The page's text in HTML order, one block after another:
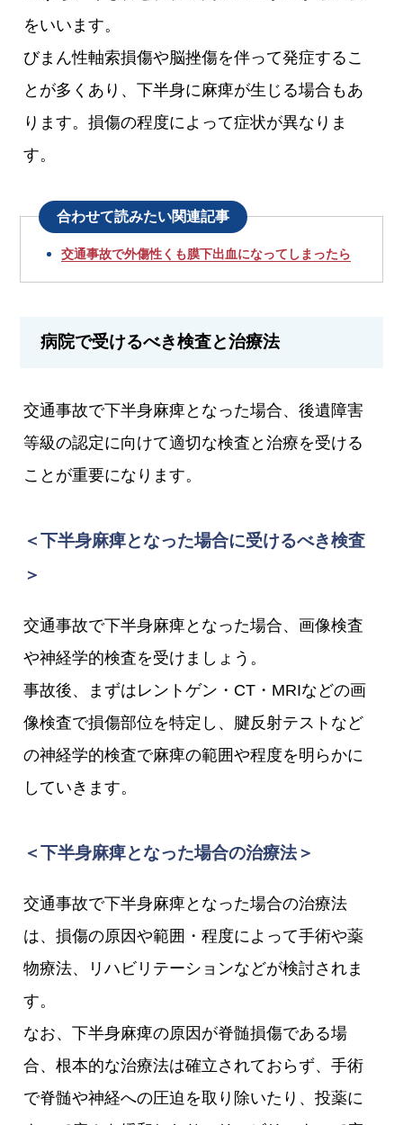
をいいます。
びまん性軸索損傷や脳挫傷を伴って発症するこ
とが多くあり、下半身に麻痺が生じる場合もあ
ります。損傷の程度によって症状が異なりま
す。
合わせて読みたい関連記事
交通事故で外傷性くも膜下出血になってしまったら
病院で受けるべき検査と治療法
交通事故で下半身麻痺となった場合、後遺障害
等級の認定に向けて適切な検査と治療を受ける
ことが重要になります。
＜下半身麻痺となった場合に受けるべき検査
＞
交通事故で下半身麻痺となった場合、画像検査
や神経学的検査を受けましょう。
事故後、まずはレントゲン・CT・MRIなどの画
像検査で損傷部位を特定し、腱反射テストなど
の神経学的検査で麻痺の範囲や程度を明らかに
していきます。
＜下半身麻痺となった場合の治療法＞
交通事故で下半身麻痺となった場合の治療法
は、損傷の原因や範囲・程度によって手術や薬
物療法、リハビリテーションなどが検討されま
す。
なお、下半身麻痺の原因が脊髄損傷である場
合、根本的な治療法は確立されておらず、手術
で脊髄や神経への圧迫を取り除いたり、投薬に